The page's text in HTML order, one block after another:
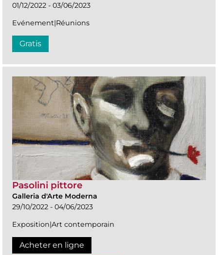
01/12/2022 - 03/06/2023
Evénement|Réunions
Gratis
Pasolini pittore
Galleria d'Arte Moderna
29/10/2022 - 04/06/2023
Exposition|Art contemporain
Acheter en ligne